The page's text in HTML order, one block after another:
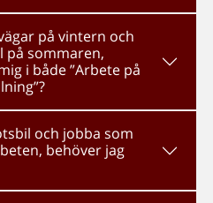
på vintern och
sommaren,
i både ”Arbete på
och jobba som
behöver jag